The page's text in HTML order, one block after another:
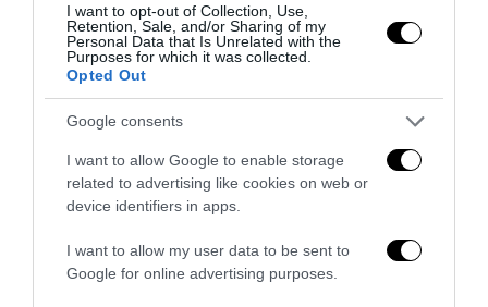
I want to opt-out of Collection, Use,
Retention, Sale, and/or Sharing of my
Personal Data that Is Unrelated with the
Purposes for which it was collected.
Opted Out
Google consents
I want to allow Google to enable storage
related to advertising like cookies on web or
device identifiers in apps.
I want to allow my user data to be sent to
Google for online advertising purposes.
Bonaccini e il mito delle barricate di Parma: quando
l’antifascismo copia il fascismo